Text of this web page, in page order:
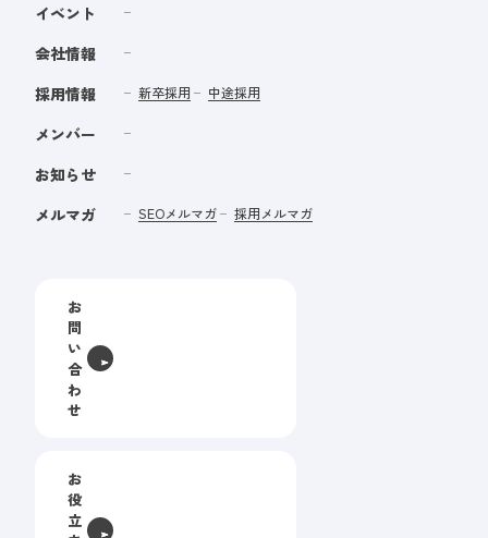
イベント
会社情報
採用情報
新卒採用 中途採用
メンバー
お知らせ
メルマガ
SEOメルマガ 採用メルマガ
お
問
い
合
わ
せ
お
役
立